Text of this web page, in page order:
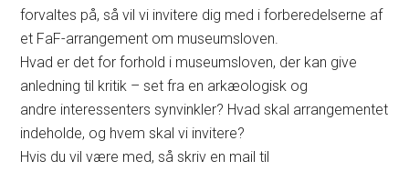
forvaltes på, så vil vi invitere dig med i forberedelserne af
et FaF-arrangement om museumsloven.
Hvad er det for forhold i museumsloven, der kan give
anledning til kritik – set fra en arkæologisk og
andre interessenters synvinkler? Hvad skal arrangementet
indeholde, og hvem skal vi invitere?
Hvis du vil være med, så skriv en mail til